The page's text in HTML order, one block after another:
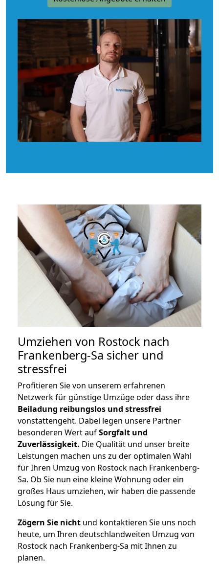
Umziehen von Rostock nach
Frankenberg-Sa sicher und
stressfrei
Profitieren Sie von unserem erfahrenen
Netzwerk für günstige Umzüge oder dass ihre
Beiladung reibungslos und stressfrei
vonstattengeht. Dabei legen unsere Partner
besonderen Wert aufSorgfalt und
Zuverlässigkeit. Die Qualität und unser breite
Leistungen machen uns zu der optimalen Wahl
für Ihren Umzug von Rostock nach Frankenberg-
Sa. Ob Sie nun eine kleine Wohnung oder ein
großes Haus umziehen, wir haben die passende
Lösung für Sie.
Zögern Sie nicht und kontaktieren Sie uns noch
heute, um Ihren deutschlandweiten Umzug von
Rostock nach Frankenberg-Sa mit Ihnen zu
planen.